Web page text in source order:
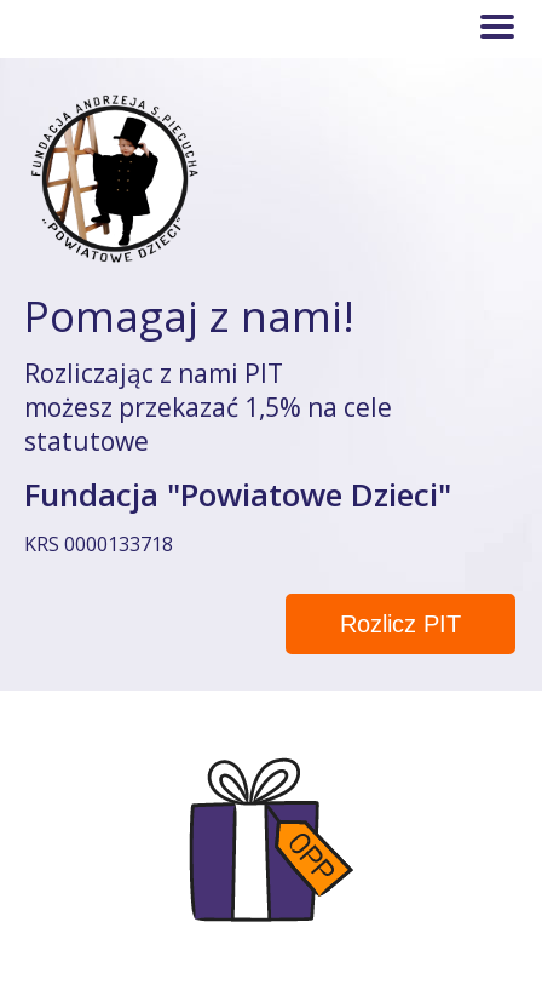
Pomagaj z nami!
Rozliczając z nami PIT
możesz przekazać 1,5% na cele
statutowe
Fundacja "Powiatowe Dzieci"
KRS 0000133718
Rozlicz PIT